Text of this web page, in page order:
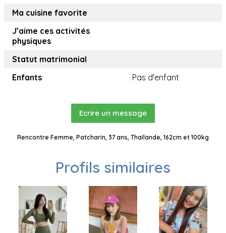
Ma cuisine favorite
J’aime ces activités
physiques
Statut matrimonial
Enfants
Pas d'enfant
Ecrire un message
Rencontre Femme, Patcharin, 37 ans, Thaïlande, 162cm et 100kg
Profils similaires